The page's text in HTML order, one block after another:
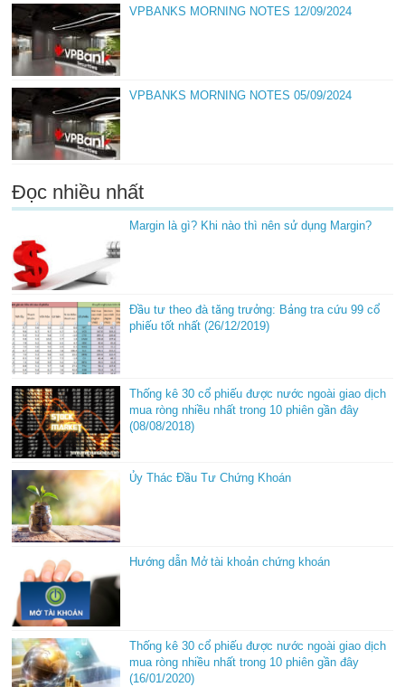
VPBANKS MORNING NOTES 12/09/2024
VPBANKS MORNING NOTES 05/09/2024
Đọc nhiều nhất
Margin là gì? Khi nào thì nên sử dụng Margin?
Đầu tư theo đà tăng trưởng: Bảng tra cứu 99 cổ
phiếu tốt nhất (26/12/2019)
Thống kê 30 cổ phiếu được nước ngoài giao dịch
mua ròng nhiều nhất trong 10 phiên gần đây
(08/08/2018)
Ủy Thác Đầu Tư Chứng Khoán
Hướng dẫn Mở tài khoản chứng khoán
Thống kê 30 cổ phiếu được nước ngoài giao dịch
mua ròng nhiều nhất trong 10 phiên gần đây
(16/01/2020)